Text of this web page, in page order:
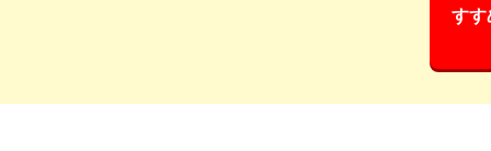
すす